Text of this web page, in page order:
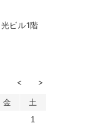
ビル1階
金
土
1